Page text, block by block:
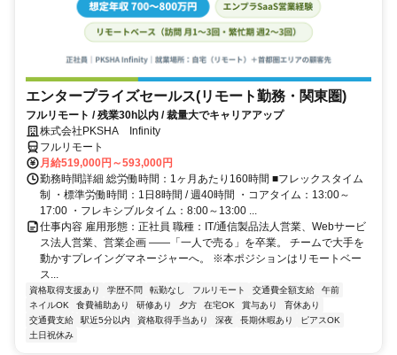
エンタープライズセールス(リモート勤務・関東圏)
フルリモート / 残業30h以内 / 裁量大でキャリアアップ
株式会社PKSHA Infinity
フルリモート
月給519,000円～593,000円
勤務時間詳細 総労働時間：1ヶ月あたり160時間 ■フレックスタイム
制 ・標準労働時間：1日8時間 / 週40時間 ・コアタイム：13:00～
17:00 ・フレキシブルタイム：8:00～13:00 ...
仕事内容 雇用形態：正社員 職種：IT/通信製品法人営業、Webサービ
ス法人営業、営業企画 ――「一人で売る」を卒業。 チームで大手を
動かすプレイングマネージャーへ。 ※本ポジションはリモートベー
ス...
資格取得支援あり 学歴不問 転勤なし フルリモート 交通費全額支給
午前
ネイルOK
食費補助あり 研修あり 夕方 在宅OK 賞与あり
育休あり
交通費支給
駅近5分以内 資格取得手当あり 深夜 長期休暇あり
ピアスOK
土日祝休み